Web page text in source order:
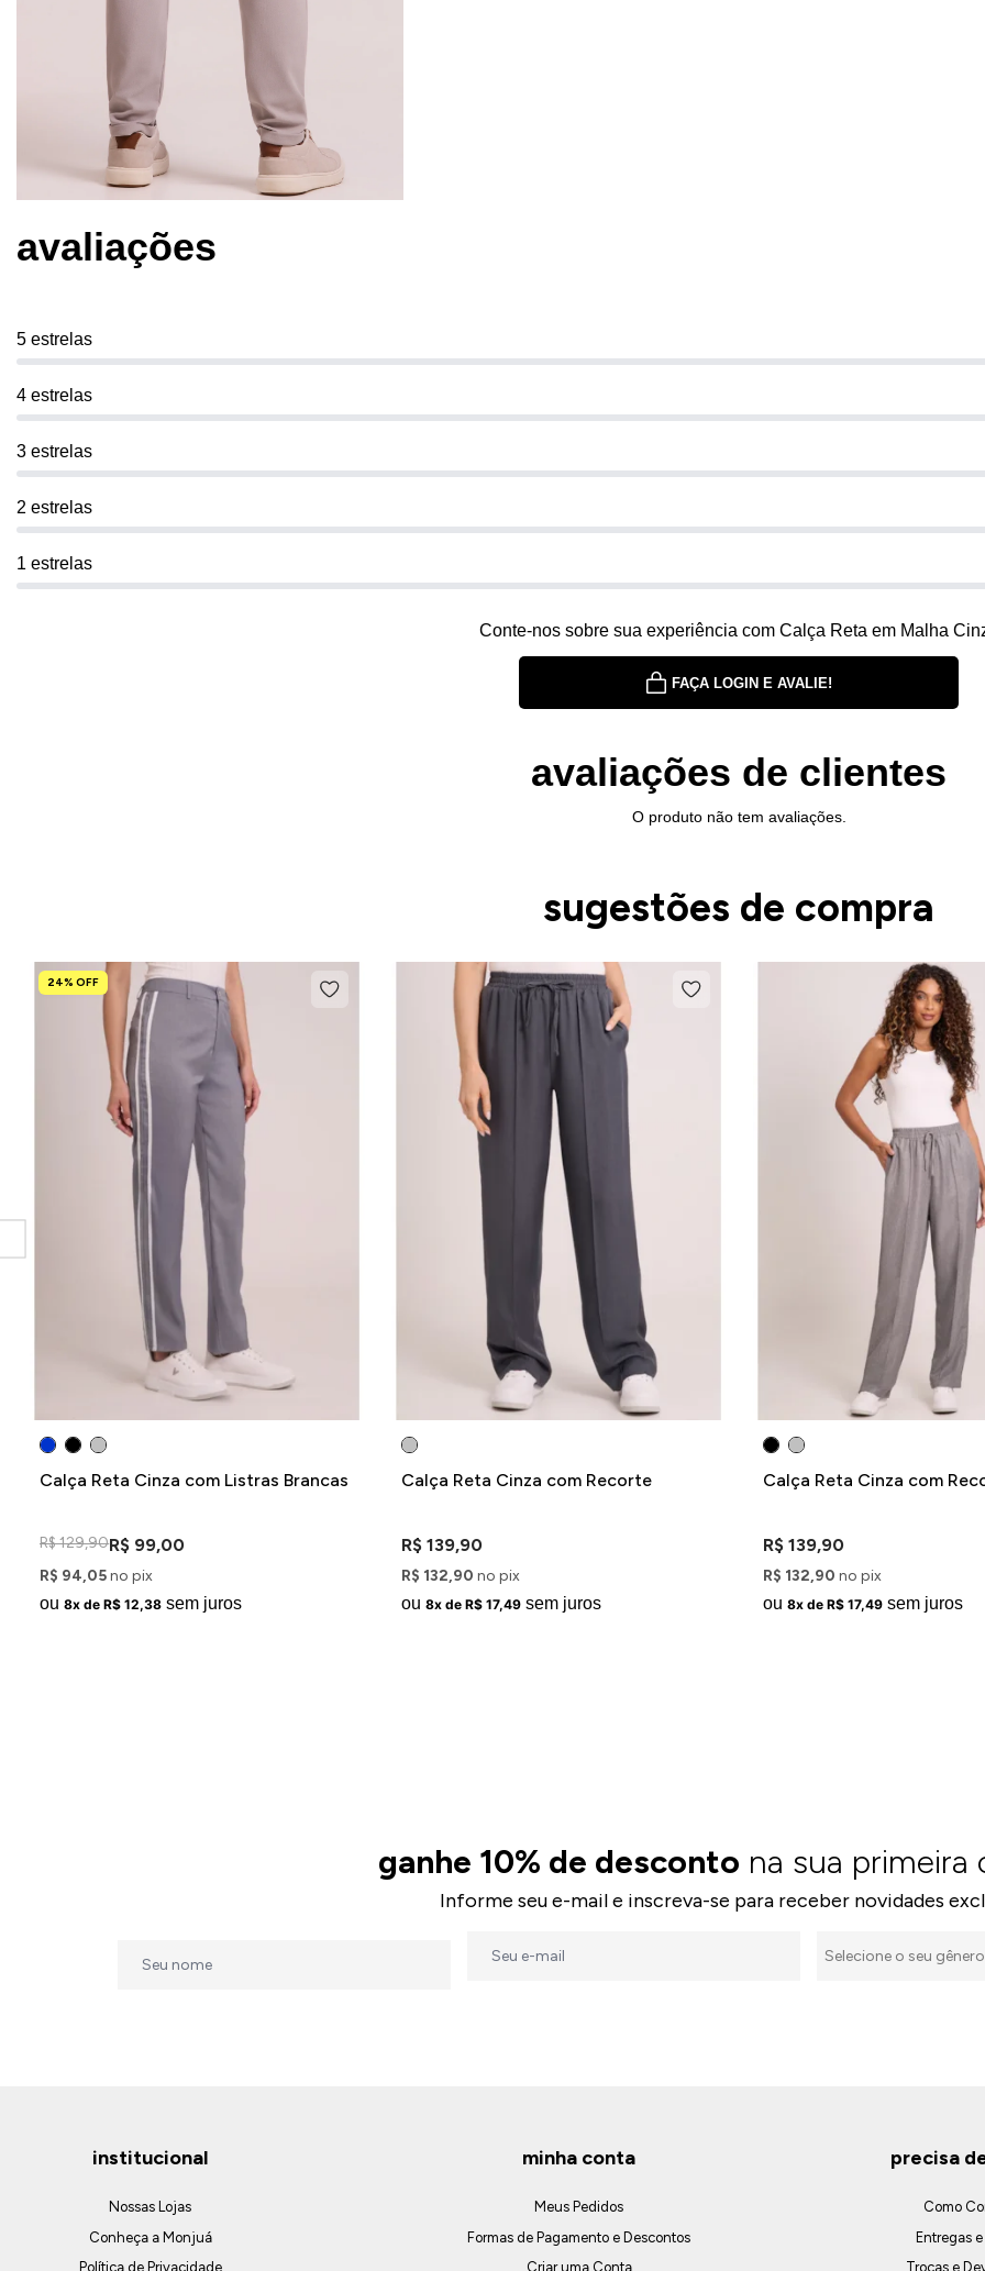
avaliações
5 estrelas
4 estrelas
3 estrelas
2 estrelas
1 estrelas
Conte-nos sobre sua experiência com Calça Reta em Malha
FAÇA LOGIN E AVALIE!
avaliações de clientes
O produto não tem avaliações.
sugestões de compra
24% OFF
Calça Reta Cinza com Listras Brancas
R$ 129,90R$ 99,00
R$ 94,05no pix
ou8x de R$ 12,38 sem juros
Calça Reta Cinza com Recorte
R$ 139,90
R$ 132,90 no pix
ou8x de R$ 17,49 sem juros
Calça Reta Cinza com
R$ 139,90
R$ 132,90 no pix
ou8x de R$ 17,49 sem juros
ganhe 10% de desconto na sua primeira
Informe seu e-mail e inscreva-se para receber novidades
institucional
Nossas Lojas
Conheça a Monjuá
Política de Privacidade
minha conta
Meus Pedidos
Formas de Pagamento e Descontos
Criar uma Conta
precisa
Como
Entregas
Trocas e